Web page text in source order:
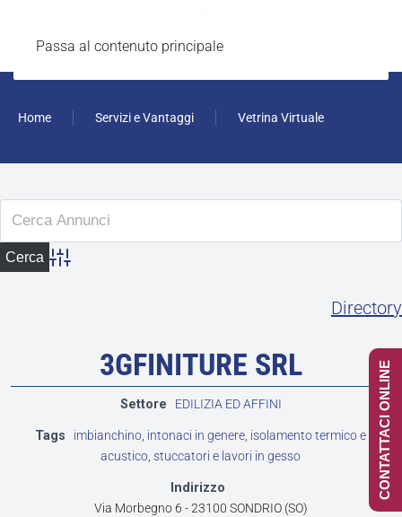
Passa al contenuto principale
Home Servizi e Vantaggi Vetrina Virtuale
Advanced Search
Directory
3GFINITURE SRL
Settore EDILIZIA ED AFFINI
Tags imbianchino, intonaci in genere, isolamento termico e
acustico,stuccatori e lavori in gesso
Indirizzo
Via Morbegno 6 - 23100 SONDRIO (SO)
CONTATTACI ONLINE